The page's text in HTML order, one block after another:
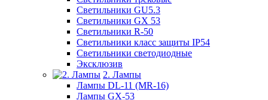
Светильники GU5.3
Светильники GX 53
Светильники R-50
Светильники класс защиты IP54
Светильники светодиодные
Эксклюзив
2. Лампы
Лампы DL-11 (MR-16)
Лампы GX-53